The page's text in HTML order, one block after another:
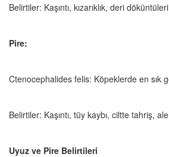
Belirtiler: Kaşıntı, kızarıklık, deri
Pire:
Ctenocephalides felis: Köpeklerde en sık
Belirtiler: Kaşıntı, tüy kaybı, ciltte tahriş,
Uyuz ve Pire Belirtileri